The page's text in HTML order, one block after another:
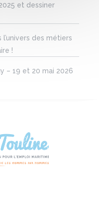
et dessiner
des métiers
!
– 19 et 20 mai 2026